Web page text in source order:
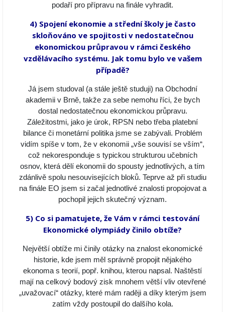
podaří pro přípravu na finále vyhradit.
4) Spojení ekonomie a střední školy je často
skloňováno ve spojitosti v nedostatečnou
ekonomickou průpravou v rámci českého
vzdělávacího systému. Jak tomu bylo ve vašem
případě?
Já jsem studoval (a stále ještě studuji) na Obchodní
akademii v Brně, takže za sebe nemohu říci, že bych
dostal nedostatečnou ekonomickou průpravu.
Záležitostmi, jako je úrok, RPSN nebo třeba platební
bilance či monetární politika jsme se zabývali. Problém
vidím spíše v tom, že v ekonomii „vše souvisí se vším“,
což nekoresponduje s typickou strukturou učebních
osnov, která dělí ekonomii do spousty jednotlivých, a tím
zdánlivě spolu nesouvisejících bloků. Teprve až při studiu
na finále EO jsem si začal jednotlivé znalosti propojovat a
pochopil jejich skutečný význam.
5) Co si pamatujete, že Vám v rámci testování
Ekonomické olympiády činilo obtíže?
Největší obtíže mi činily otázky na znalost ekonomické
historie, kde jsem měl správně propojit nějakého
ekonoma s teorií, popř. knihou, kterou napsal. Naštěstí
mají na celkový bodový zisk mnohem větší vliv otevřené
„uvažovací“ otázky, které mám raději a díky kterým jsem
zatím vždy postoupil do dalšího kola.